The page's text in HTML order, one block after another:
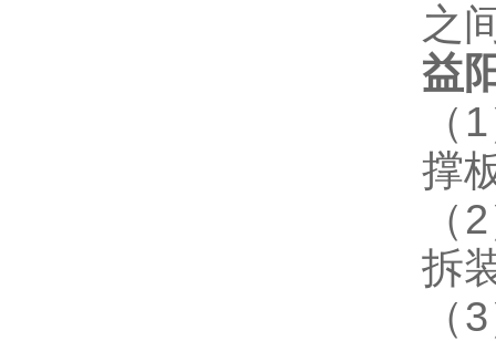
之
益
撑
拆